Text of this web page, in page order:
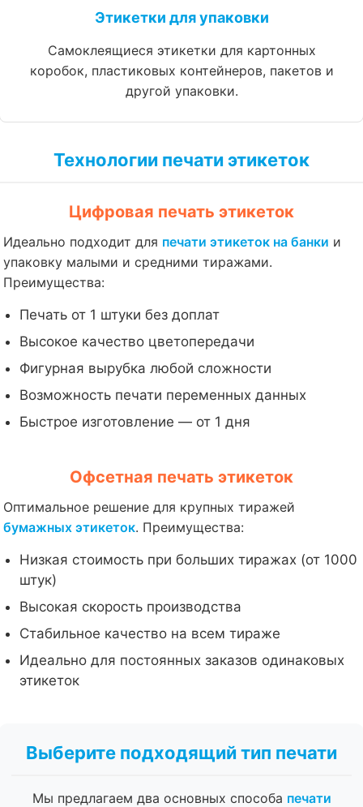
Этикетки для упаковки
Самоклеящиеся этикетки для картонных
коробок, пластиковых контейнеров, пакетов и
другой упаковки.
Технологии печати этикеток
Цифровая печать этикеток
Идеально подходит для печати этикеток на банки и
упаковку малыми и средними тиражами.
Преимущества:
Печать от 1 штуки без доплат
Высокое качество цветопередачи
Фигурная вырубка любой сложности
Возможность печати переменных данных
Быстрое изготовление — от 1 дня
Офсетная печать этикеток
Оптимальное решение для крупных тиражей
бумажных этикеток. Преимущества:
Низкая стоимость при больших тиражах (от 1000
штук)
Высокая скорость производства
Стабильное качество на всем тираже
Идеально для постоянных заказов одинаковых
этикеток
Выберите подходящий тип печати
Мы предлагаем два основных способа печати